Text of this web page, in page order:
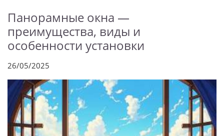
Панорамные окна —
преимущества, виды и
особенности установки
26/05/2025